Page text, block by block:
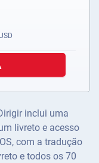
inclui uma
livreto e acesso
com a tradução
e todos os 70